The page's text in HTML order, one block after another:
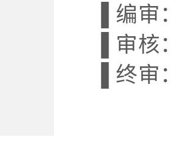
▐ 编审
▐ 审核
▐ 终审